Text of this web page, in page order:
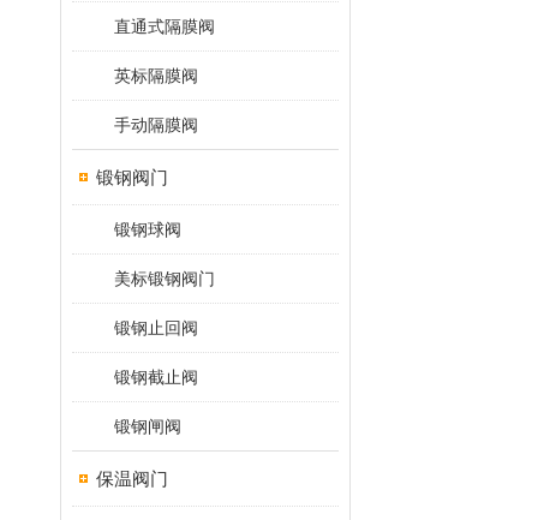
直通式隔膜阀
英标隔膜阀
手动隔膜阀
锻钢阀门
锻钢球阀
美标锻钢阀门
锻钢止回阀
锻钢截止阀
锻钢闸阀
保温阀门